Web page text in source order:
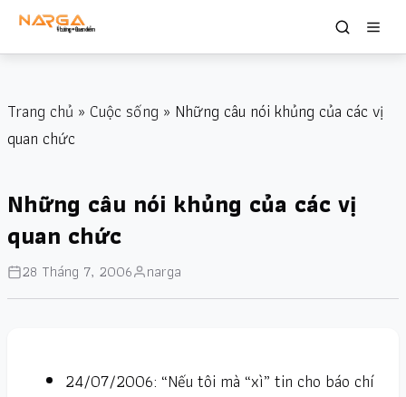
Trang chủ » Cuộc sống » Những câu nói khủng của các vị
quan chức
Những câu nói khủng của các vị
quan chức
28 Tháng 7, 2006 narga
24/07/2006: “Nếu tôi mà “xì” tin cho báo chí